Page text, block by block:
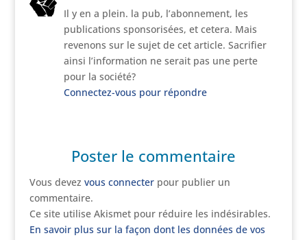
Il y en a plein. la pub, l’abonnement, les
publications sponsorisées, et cetera. Mais
revenons sur le sujet de cet article. Sacrifier
ainsi l’information ne serait pas une perte
pour la société?
Connectez-vous pour répondre
Poster le commentaire
Vous devez vous connecterpour publier un
commentaire.
Ce site utilise Akismet pour réduire les indésirables.
En savoir plus sur la façon dont les données de vos